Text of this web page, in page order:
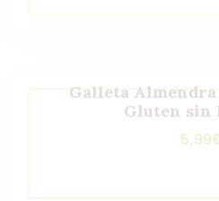
Galleta
Gluten sin
5,99